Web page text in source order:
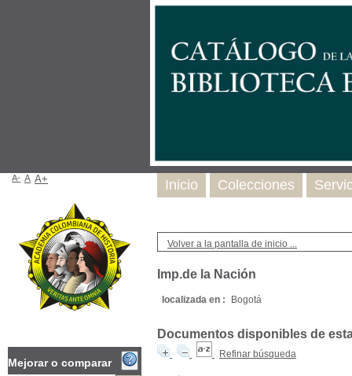
Volver a la pantalla de inicio ...
Imp.de la Nación
localizada en : Bogotá
Documentos disponibles de
Refinar búsqueda
Inicio Colecciones
A- A A+
Mejorar o comparar